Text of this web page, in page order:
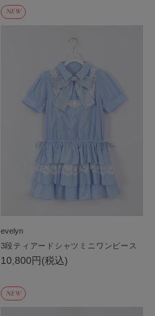
NEW
evelyn
3段ティアードシャツミニワンピース
10,800円(税込)
NEW